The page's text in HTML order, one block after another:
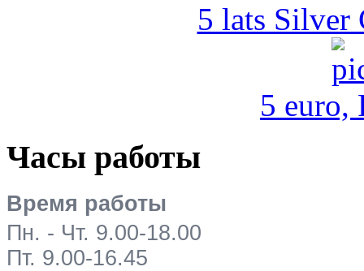
5 lats Silver
5 euro,
Часы работы
Время работы
Пн. - Чт. 9.00-18.00
Пт. 9.00-16.45